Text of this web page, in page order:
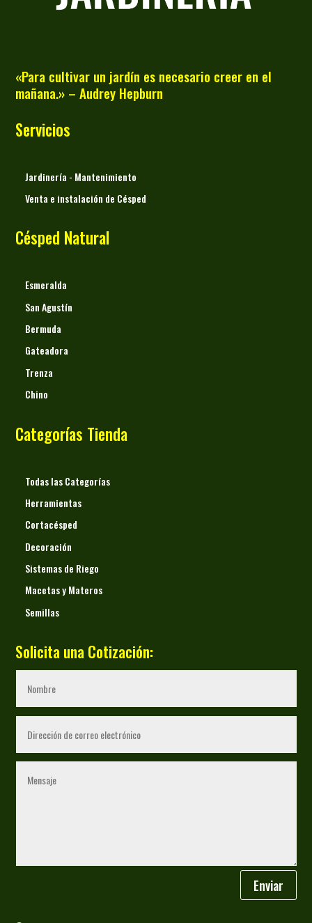
«Para cultivar un jardín es necesario creer en el
mañana.» – Audrey Hepburn
Servicios
Jardinería - Mantenimiento
Venta e instalación de Césped
Césped Natural
Esmeralda
San Agustín
Bermuda
Gateadora
Trenza
Chino
Categorías Tienda
Todas las Categorías
Herramientas
Cortacésped
Decoración
Sistemas de Riego
Macetas y Materos
Semillas
Solicita una Cotización:
Enviar